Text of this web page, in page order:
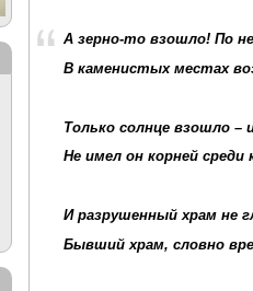
А зерно-то взошло! По
В каменистых местах
Только солнце взошло –
Не имел он корней среди
И разрушенный храм не
Бывший храм, словно